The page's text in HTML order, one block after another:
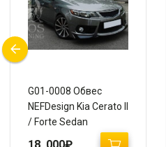
G01-0008 Обвес
NEFDesign Kia Cerato II
/ Forte Sedan